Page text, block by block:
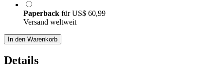
Paperback fürUS$ 60,99
Versand weltweit
In den Warenkorb
Details